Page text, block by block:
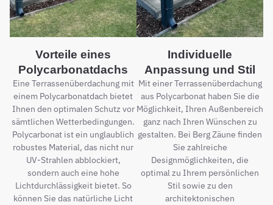
Vorteile eines
Polycarbonatdachs
Eine Terrassenüberdachung mit
einem Polycarbonatdach bietet
Ihnen den optimalen Schutz vor
sämtlichen Wetterbedingungen.
Polycarbonat ist ein unglaublich
robustes Material, das nicht nur
UV-Strahlen abblockiert,
sondern auch eine hohe
Lichtdurchlässigkeit bietet. So
können Sie das natürliche Licht
Individuelle
Anpassung und Stil
Mit einer Terrassenüberdachung
aus Polycarbonat haben Sie die
Möglichkeit, Ihren Außenbereich
ganz nach Ihren Wünschen zu
gestalten. Bei Berg Zäune finden
Sie zahlreiche
Designmöglichkeiten, die
optimal zu Ihrem persönlichen
Stil sowie zu den
architektonischen